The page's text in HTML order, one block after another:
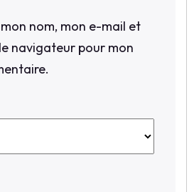
nom, mon e-mail et
navigateur pour mon